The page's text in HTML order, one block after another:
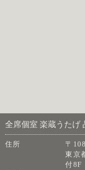
全席個室 楽蔵うたげ
住所
〒
東京
付8F